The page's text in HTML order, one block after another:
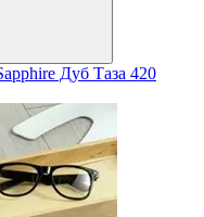
Дуб Таза 420